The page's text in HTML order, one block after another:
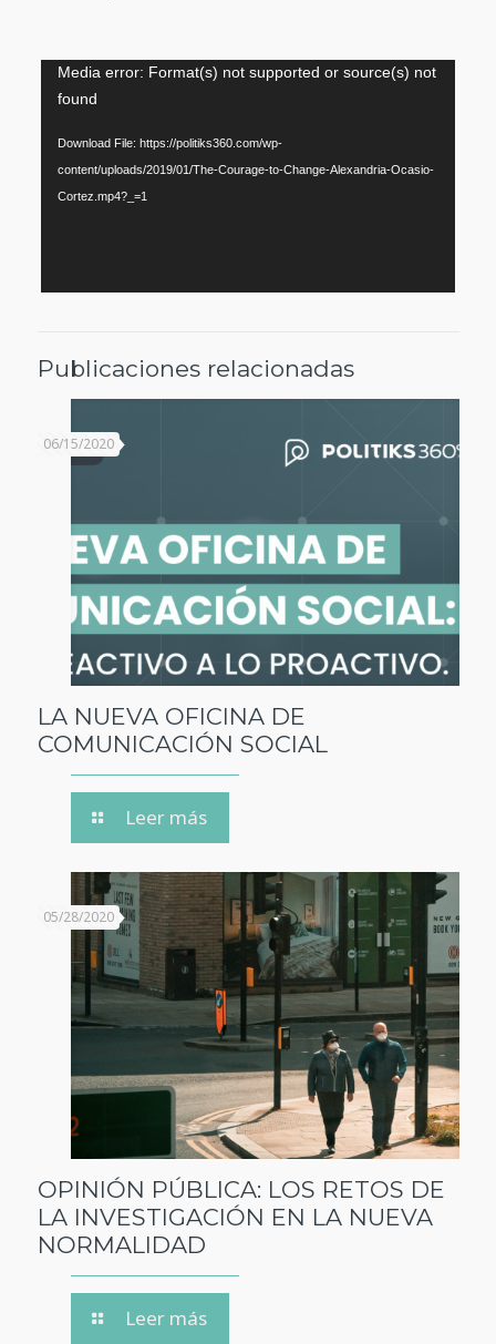
Reproductor
de
Media error: Format(s) not supported or source(s) not
found
Download File: https://politiks360.com/wp-
content/uploads/2019/01/The-Courage-to-Change-Alexandria-Ocasio-
Cortez.mp4?_=1
Publicaciones relacionadas
06/15/2020
LA NUEVA OFICINA DE
COMUNICACIÓN SOCIAL
Leer más
05/28/2020
OPINIÓN PÚBLICA: LOS RETOS DE
LA INVESTIGACIÓN EN LA NUEVA
NORMALIDAD
Leer más